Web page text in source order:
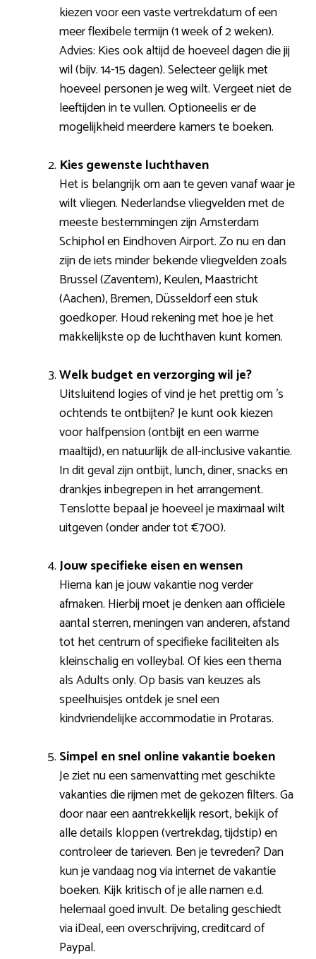
kiezen voor een vaste vertrekdatum of een
meer flexibele termijn (1 week of 2 weken).
Advies: Kies ook altijd de hoeveel dagen die jij
wil (bijv. 14-15 dagen). Selecteer gelijk met
hoeveel personen je weg wilt. Vergeet niet de
leeftijden in te vullen. Optioneelis er de
mogelijkheid meerdere kamers te boeken.
Kies gewenste luchthaven
Het is belangrijk om aan te geven vanaf waar je
wilt vliegen. Nederlandse vliegvelden met de
meeste bestemmingen zijn Amsterdam
Schiphol en Eindhoven Airport. Zo nu en dan
zijn de iets minder bekende vliegvelden zoals
Brussel (Zaventem), Keulen, Maastricht
(Aachen), Bremen, Düsseldorf een stuk
goedkoper. Houd rekening met hoe je het
makkelijkste op de luchthaven kunt komen.
Welk budget en verzorging wil je?
Uitsluitend logies of vind je het prettig om ’s
ochtends te ontbijten? Je kunt ook kiezen
voor halfpension (ontbijt en een warme
maaltijd), en natuurlijk de all-inclusive vakantie.
In dit geval zijn ontbijt, lunch, diner, snacks en
drankjes inbegrepen in het arrangement.
Tenslotte bepaal je hoeveel je maximaal wilt
uitgeven (onder ander tot €700).
Jouw specifieke eisen en wensen
Hierna kan je jouw vakantie nog verder
afmaken. Hierbij moet je denken aan officiële
aantal sterren, meningen van anderen, afstand
tot het centrum of specifieke faciliteiten als
kleinschalig en volleybal. Of kies een thema
als Adults only. Op basis van keuzes als
speelhuisjes ontdek je snel een
kindvriendelijke accommodatie in Protaras.
Simpel en snel online vakantie boeken
Je ziet nu een samenvatting met geschikte
vakanties die rijmen met de gekozen filters. Ga
door naar een aantrekkelijk resort, bekijk of
alle details kloppen (vertrekdag, tijdstip) en
controleer de tarieven. Ben je tevreden? Dan
kun je vandaag nog via internet de vakantie
boeken. Kijk kritisch of je alle namen e.d.
helemaal goed invult. De betaling geschiedt
via iDeal, een overschrijving, creditcard of
Paypal.